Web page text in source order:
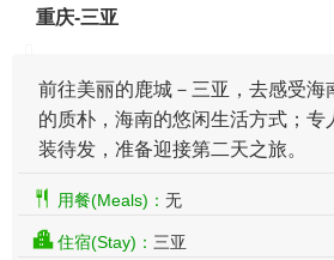
重庆-三亚
前往美丽的鹿城－三亚，去感受海
的质朴，海南的悠闲生活方式；专
装待发，准备迎接第二天之旅。
用餐(Meals)： 无
住宿(Stay)： 三亚